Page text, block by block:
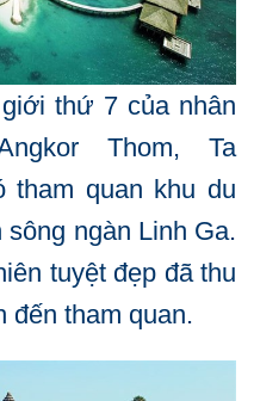
thứ 7 của nhân
Thom, Ta
quan khu du
ngàn Linh Ga.
tuyệt đẹp đã thu
đến tham quan.